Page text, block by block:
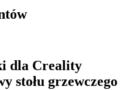
dla Creality
stołu grzewczego